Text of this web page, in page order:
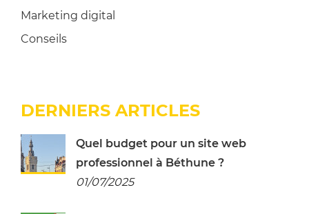
Marketing digital
Conseils
DERNIERS ARTICLES
Quel budget pour un site web
professionnel à Béthune ?
01/07/2025